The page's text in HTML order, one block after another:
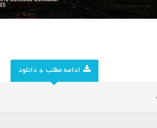
ادامه مطلب + دانلود